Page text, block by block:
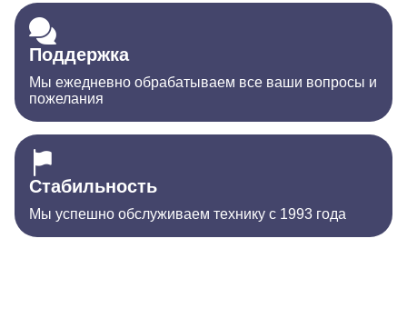
Поддержка
Мы ежедневно обрабатываем все ваши вопросы и
пожелания
Стабильность
Мы успешно обслуживаем технику с 1993 года